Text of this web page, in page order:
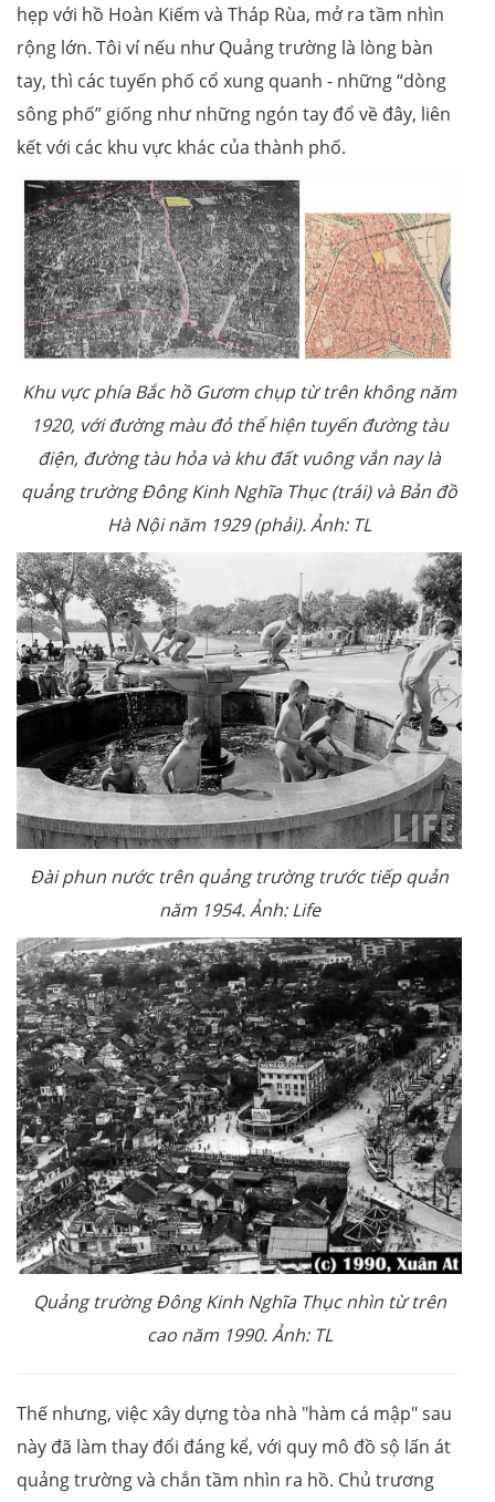
hẹp với hồ Hoàn Kiếm và Tháp Rùa, mở ra tầm nhìn
rộng lớn. Tôi ví nếu như Quảng trường là lòng bàn
tay, thì các tuyến phố cổ xung quanh - những “dòng
sông phố” giống như những ngón tay đổ về đây, liên
kết với các khu vực khác của thành phố.
Khu vực phía Bắc hồ Gươm chụp từ trên không năm
1920, với đường màu đỏ thể hiện tuyến đường tàu
điện, đường tàu hỏa và khu đất vuông vắn nay là
quảng trường Đông Kinh Nghĩa Thục (trái) và Bản đồ
Hà Nội năm 1929 (phải). Ảnh: TL
Đài phun nước trên quảng trường trước tiếp quản
năm 1954. Ảnh: Life
Quảng trường Đông Kinh Nghĩa Thục nhìn từ trên
cao năm 1990. Ảnh: TL
Thế nhưng, việc xây dựng tòa nhà "hàm cá mập" sau
này đã làm thay đổi đáng kể, với quy mô đồ sộ lấn át
quảng trường và chắn tầm nhìn ra hồ. Chủ trương